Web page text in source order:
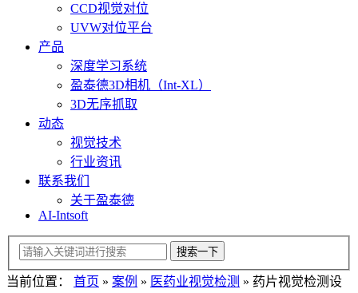
CCD视觉对位
UVW对位平台
产品
深度学习系统
盈泰德3D相机（Int-XL）
3D无序抓取
动态
视觉技术
行业资讯
联系我们
关于盈泰德
AI-Intsoft
当前位置： 首页 » 案例 » 医药业视觉检测 » 药片视觉检测设